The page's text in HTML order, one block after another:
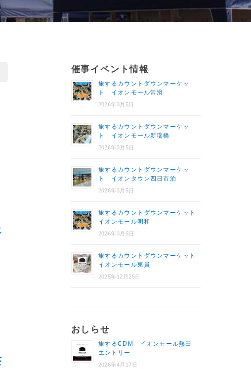
催事イベント情報
旅するカウントダウンマーケッ
ト イオンモール常滑
2026年3月5日
旅するカウントダウンマーケッ
ト イオンモール新瑞橋
2026年3月5日
旅するカウントダウンマーケッ
ト イオンタウン四日市泊
2026年3月5日
旅するカウントダウンマーケット
イオンモール明和
2026年3月5日
旅するカウントダウンマーケット
イオンモール東員
2025年12月25日
おしらせ
旅するCDM イオンモール熱田
エントリー
2026年4月17日